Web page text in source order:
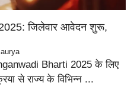
जिलेवार आवेदन शुरू,
Bharti 2025 के लिए
से राज्य के विभिन्न ...